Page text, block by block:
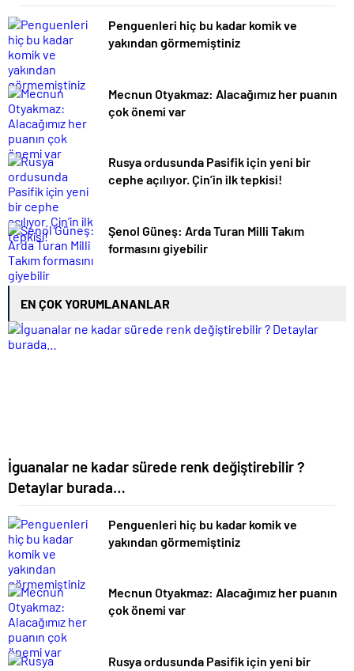
Penguenleri hiç bu kadar komik ve
yakından görmemiştiniz
Mecnun Otyakmaz: Alacağımız her puanın
çok önemi var
Rusya ordusunda Pasifik için yeni bir
cephe açılıyor. Çin’in ilk tepkisi!
Şenol Güneş: Arda Turan Milli Takım
formasını giyebilir
EN ÇOK YORUMLANANLAR
İguanalar ne kadar sürede renk değiştirebilir ?
Detaylar burada…
Penguenleri hiç bu kadar komik ve
yakından görmemiştiniz
Mecnun Otyakmaz: Alacağımız her puanın
çok önemi var
Rusya ordusunda Pasifik için yeni bir